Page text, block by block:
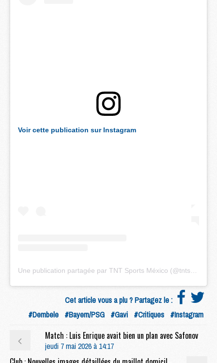
Voir cette publication sur Instagram
Cet article vous a plu ? Partagez le :
#Dembele #Bayern/PSG #Gavi #Critiques #Instagram
Match : Luis Enrique avait bien un plan avec Safonov
jeudi 7 mai 2026 à 14:17